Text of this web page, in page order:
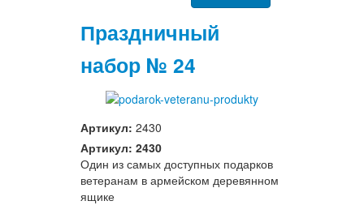
Праздничный
набор № 24
Артикул: 2430
Артикул: 2430
Один из самых доступных подарков
ветеранам в армейском деревянном
ящике